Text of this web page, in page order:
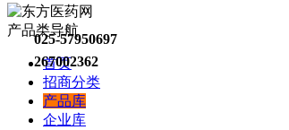
025-57950697
267002362
产品类导航
首页
招商分类
产品库
企业库